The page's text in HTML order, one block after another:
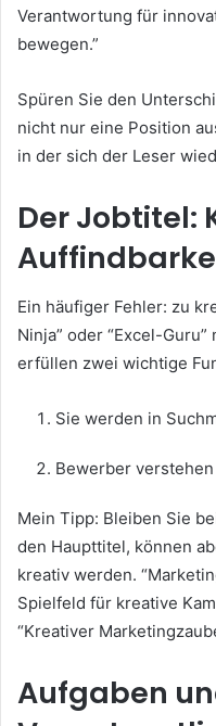
Verantwortung für
bewegen.”
Spüren Sie den
nicht nur eine Position
in der sich der Leser
Der Jobtitel:
Ein häufiger Fehler: zu
Ninja” oder “Excel-
erfüllen zwei wichtige
Sie werden in
Bewerber
Mein Tipp: Bleiben Sie
den Haupttitel, können
kreativ werden.
Spielfeld für kreative
“Kreativer
Aufgaben